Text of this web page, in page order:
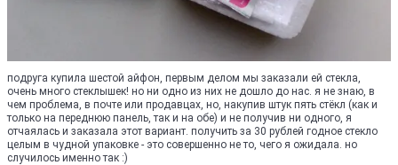
подруга купила шестой айфон, первым делом мы заказали ей стекла,
очень много стеклышек! но ни одно из них не дошло до нас. я не знаю, в
чем проблема, в почте или продавцах, но, накупив штук пять стёкл (как и
только на переднюю панель, так и на обе) и не получив ни одного, я
отчаялась и заказала этот вариант. получить за 30 рублей годное стекло
целым в чудной упаковке - это совершенно не то, чего я ожидала. но
случилось именно так :)